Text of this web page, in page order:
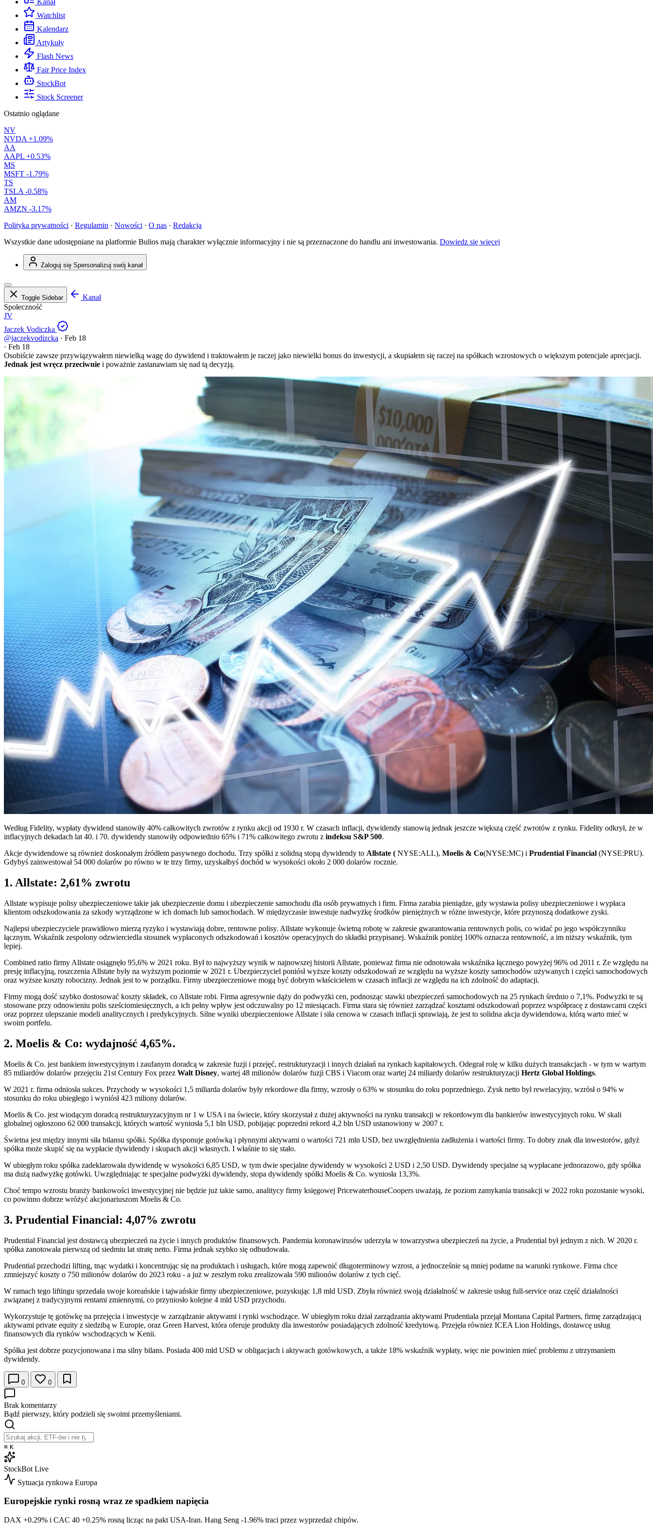
Kanał
Watchlist
Kalendarz
Artykuły
Flash News
Fair Price Index
StockBot
Stock Screener
Ostatnio oglądane
NV
NVDA +1.09%
AA
AAPL +0.53%
MS
MSFT -1.79%
TS
TSLA -0.58%
AM
AMZN -3.17%
Polityka prywatności · Regulamin · Nowości · O nas · Redakcja
Wszystkie dane udostępniane na platformie Bulios mają charakter wyłącznie informacyjny i nie są przeznaczone do handlu ani inwestowania. Dowiedz się więcej
Zaloguj się Spersonalizuj swój kanał
Toggle Sidebar
Kanał
Społeczność
JV
Jaczek Vodiczka
@jaczekvodizcka · Feb 18
· Feb 18
Osobiście zawsze przywiązywałem niewielką wagę do dywidend i traktowałem je raczej jako niewielki bonus do inwestycji, a skupiałem się raczej na spółkach wzrostowych o większym potencjale aprecjacji.
Jednak jest wręcz przeciwnie i poważnie zastanawiam się nad tą decyzją.
Według Fidelity, wypłaty dywidend stanowiły 40% całkowitych zwrotów z rynku akcji od 1930 r. W czasach inflacji, dywidendy stanowią jednak jeszcze większą część zwrotów z rynku. Fidelity odkrył, że w
inflacyjnych dekadach lat 40. i 70. dywidendy stanowiły odpowiednio 65% i 71% całkowitego zwrotu z indeksu S&P 500.
Akcje dywidendowe są również doskonałym źródłem pasywnego dochodu. Trzy spółki z solidną stopą dywidendy to Allstate ( NYSE:ALL), Moelis & Co(NYSE:MC) i Prudential Financial (NYSE:PRU).
Gdybyś zainwestował 54 000 dolarów po równo w te trzy firmy, uzyskałbyś dochód w wysokości około 2 000 dolarów rocznie.
1. Allstate: 2,61% zwrotu
Allstate wypisuje polisy ubezpieczeniowe takie jak ubezpieczenie domu i ubezpieczenie samochodu dla osób prywatnych i firm. Firma zarabia pieniądze, gdy wystawia polisy ubezpieczeniowe i wypłaca
klientom odszkodowania za szkody wyrządzone w ich domach lub samochodach. W międzyczasie inwestuje nadwyżkę środków pieniężnych w różne inwestycje, które przynoszą dodatkowe zyski.
Najlepsi ubezpieczyciele prawidłowo mierzą ryzyko i wystawiają dobre, rentowne polisy. Allstate wykonuje świetną robotę w zakresie gwarantowania rentownych polis, co widać po jego współczynniku
łącznym. Wskaźnik zespolony odzwierciedla stosunek wypłaconych odszkodowań i kosztów operacyjnych do składki przypisanej. Wskaźnik poniżej 100% oznacza rentowność, a im niższy wskaźnik, tym
lepiej.
Combined ratio firmy Allstate osiągnęło 95,6% w 2021 roku. Był to najwyższy wynik w najnowszej historii Allstate, ponieważ firma nie odnotowała wskaźnika łącznego powyżej 96% od 2011 r. Ze względu na
presję inflacyjną, roszczenia Allstate były na wyższym poziomie w 2021 r. Ubezpieczyciel poniósł wyższe koszty odszkodowań ze względu na wyższe koszty samochodów używanych i części samochodowych
oraz wyższe koszty robocizny. Jednak jest to w porządku. Firmy ubezpieczeniowe mogą być dobrym właścicielem w czasach inflacji ze względu na ich zdolność do adaptacji.
Firmy mogą dość szybko dostosować koszty składek, co Allstate robi. Firma agresywnie dąży do podwyżki cen, podnosząc stawki ubezpieczeń samochodowych na 25 rynkach średnio o 7,1%. Podwyżki te są
stosowane przy odnowieniu polis sześciomiesięcznych, a ich pełny wpływ jest odczuwalny po 12 miesiącach. Firma stara się również zarządzać kosztami odszkodowań poprzez współpracę z dostawcami części
oraz poprzez ulepszanie modeli analitycznych i predykcyjnych. Silne wyniki ubezpieczeniowe Allstate i siła cenowa w czasach inflacji sprawiają, że jest to solidna akcja dywidendowa, którą warto mieć w
swoim portfelu.
2. Moelis & Co: wydajność 4,65%.
Moelis & Co. jest bankiem inwestycyjnym i zaufanym doradcą w zakresie fuzji i przejęć, restrukturyzacji i innych działań na rynkach kapitałowych. Odegrał rolę w kilku dużych transakcjach - w tym w wartym
85 miliardów dolarów przejęciu 21st Century Fox przez Walt Disney, wartej 48 milionów dolarów fuzji CBS i Viacom oraz wartej 24 miliardy dolarów restrukturyzacji Hertz Global Holdings.
W 2021 r. firma odniosła sukces. Przychody w wysokości 1,5 miliarda dolarów były rekordowe dla firmy, wzrosły o 63% w stosunku do roku poprzedniego. Zysk netto był rewelacyjny, wzrósł o 94% w
stosunku do roku ubiegłego i wyniósł 423 miliony dolarów.
Moelis & Co. jest wiodącym doradcą restrukturyzacyjnym nr 1 w USA i na świecie, który skorzystał z dużej aktywności na rynku transakcji w rekordowym dla bankierów inwestycyjnych roku. W skali
globalnej ogłoszono 62 000 transakcji, których wartość wyniosła 5,1 bln USD, pobijając poprzedni rekord 4,2 bln USD ustanowiony w 2007 r.
Świetna jest między innymi siła bilansu spółki. Spółka dysponuje gotówką i płynnymi aktywami o wartości 721 mln USD, bez uwzględnienia zadłużenia i wartości firmy. To dobry znak dla inwestorów, gdyż
spółka może skupić się na wypłacie dywidendy i skupach akcji własnych. I właśnie to się stało.
W ubiegłym roku spółka zadeklarowała dywidendę w wysokości 6,85 USD, w tym dwie specjalne dywidendy w wysokości 2 USD i 2,50 USD. Dywidendy specjalne są wypłacane jednorazowo, gdy spółka
ma dużą nadwyżkę gotówki. Uwzględniając te specjalne podwyżki dywidendy, stopa dywidendy spółki Moelis & Co. wyniosła 13,3%.
Choć tempo wzrostu branży bankowości inwestycyjnej nie będzie już takie samo, analitycy firmy księgowej PricewaterhouseCoopers uważają, że poziom zamykania transakcji w 2022 roku pozostanie wysoki,
co powinno dobrze wróżyć akcjonariuszom Moelis & Co.
3. Prudential Financial: 4,07% zwrotu
Prudential Financial jest dostawcą ubezpieczeń na życie i innych produktów finansowych. Pandemia koronawirusów uderzyła w towarzystwa ubezpieczeń na życie, a Prudential był jednym z nich. W 2020 r.
spółka zanotowała pierwszą od siedmiu lat stratę netto. Firma jednak szybko się odbudowała.
Prudential przechodzi lifting, tnąc wydatki i koncentrując się na produktach i usługach, które mogą zapewnić długoterminowy wzrost, a jednocześnie są mniej podatne na warunki rynkowe. Firma chce
zmniejszyć koszty o 750 milionów dolarów do 2023 roku - a już w zeszłym roku zrealizowała 590 milionów dolarów z tych cięć.
W ramach tego liftingu sprzedała swoje koreańskie i tajwańskie firmy ubezpieczeniowe, pozyskując 1,8 mld USD. Zbyła również swoją działalność w zakresie usług full-service oraz część działalności
związanej z tradycyjnymi rentami zmiennymi, co przyniosło kolejne 4 mld USD przychodu.
Wykorzystuje tę gotówkę na przejęcia i inwestycje w zarządzanie aktywami i rynki wschodzące. W ubiegłym roku dział zarządzania aktywami Prudentiala przejął Montana Capital Partners, firmę zarządzającą
aktywami private equity z siedzibą w Europie, oraz Green Harvest, która oferuje produkty dla inwestorów posiadających zdolność kredytową. Przejęła również ICEA Lion Holdings, dostawcę usług
finansowych dla rynków wschodzących w Kenii.
Spółka jest dobrze pozycjonowana i ma silny bilans. Posiada 400 mld USD w obligacjach i aktywach gotówkowych, a także 18% wskaźnik wypłaty, więc nie powinien mieć problemu z utrzymaniem
dywidendy.
0 0
Brak komentarzy
Bądź pierwszy, który podzieli się swoimi przemyśleniami.
⌘ K
StockBot Live
Sytuacja rynkowa Europa
Europejskie rynki rosną wraz ze spadkiem napięcia
DAX +0.29% i CAC 40 +0.25% rosną licząc na pakt USA-Iran. Hang Seng -1.96% traci przez wyprzedaż chipów.